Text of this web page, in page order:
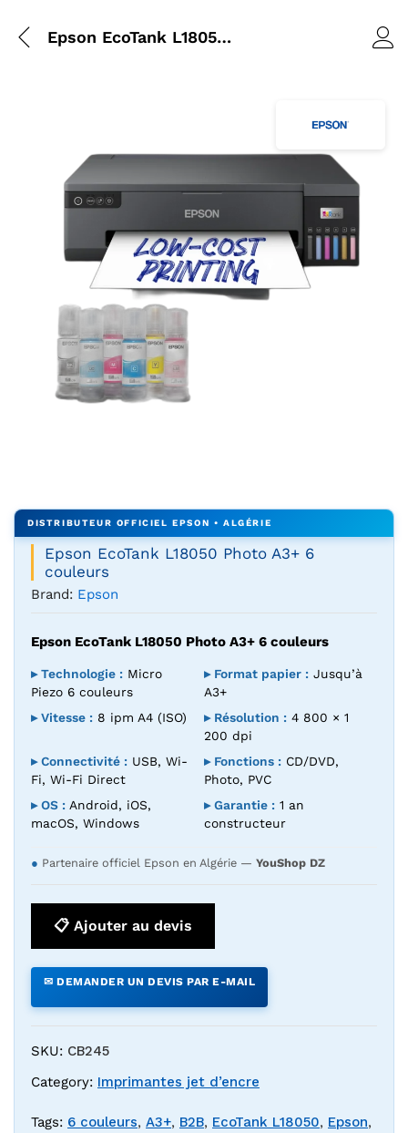
Epson EcoTank L18050 Photo A3+ 6 couleurs
Epson EcoTank L18050 Photo A3+ 6
couleurs
Brand: Epson
Epson EcoTank L18050 Photo A3+ 6 couleurs
▸ Technologie : Micro
Piezo 6 couleurs
▸ Format papier : Jusqu’à
A3+
▸ Vitesse : 8 ipm A4 (ISO) ▸ Résolution : 4 800 × 1
200 dpi
▸ Connectivité : USB, Wi-
Fi, Wi-Fi Direct
▸ Fonctions : CD/DVD,
Photo, PVC
▸ OS : Android, iOS,
macOS, Windows
▸ Garantie : 1 an
constructeur
● Partenaire officiel Epson en Algérie — YouShop DZ
📋 Ajouter au devis
✉ DEMANDER UN DEVIS PAR E-MAIL
SKU: CB245
Category: Imprimantes jet d’encre
Tags: 6 couleurs, A3+, B2B, EcoTank L18050, Epson,